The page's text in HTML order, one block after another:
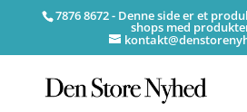
7876 8672 - Denne side er et
shops med